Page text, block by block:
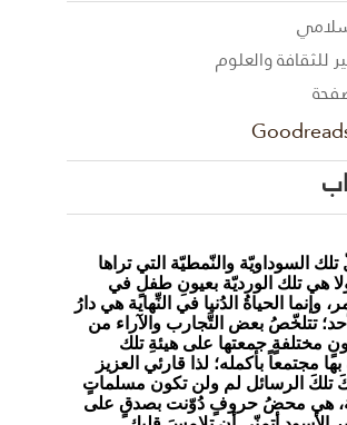
للثقافة والعلوم
السوداويّة والنّمطيّة التي تراها
هي تلك الورديّة بعيونِ طفلٍ في
وإنما الحياةُ الدُنيا في النِّهاية هي دارُ
تتلخّصُ بعض التَّجارب والآراء من
مختلفةٍ جمعتها على هيئةِ تلك
مجتمعاً بأكمله؛ لذا قارئي العزيز
تلكَ الرسائل لم ولن تكون مسلماتٍ
هي محضُ حروفٍ دُوّنت بصدقٍ على